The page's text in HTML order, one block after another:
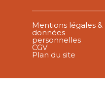
Mentions légales &
données
personnelles
CGV
Plan du site